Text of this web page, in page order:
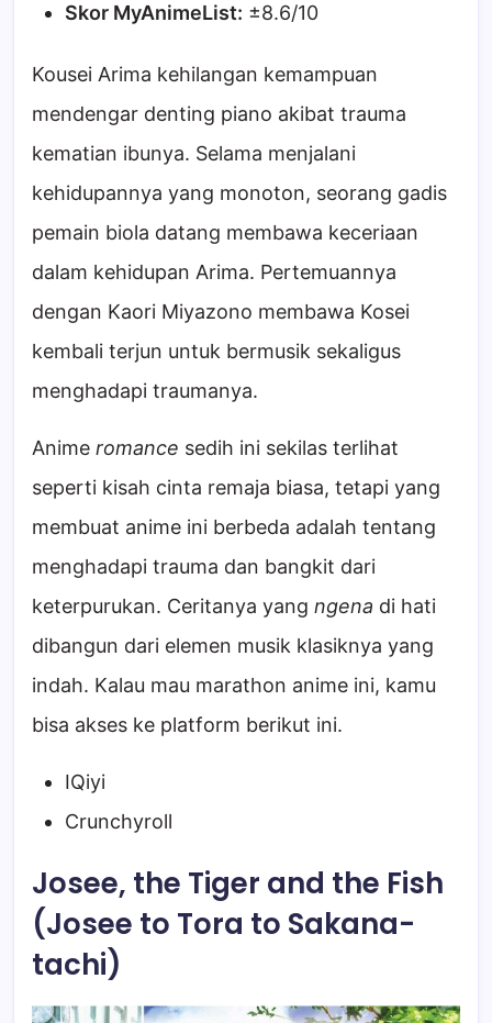
Skor MyAnimeList: ±8.6/10
Kousei Arima kehilangan kemampuan
mendengar denting piano akibat trauma
kematian ibunya. Selama menjalani
kehidupannya yang monoton, seorang gadis
pemain biola datang membawa keceriaan
dalam kehidupan Arima. Pertemuannya
dengan Kaori Miyazono membawa Kosei
kembali terjun untuk bermusik sekaligus
menghadapi traumanya.
Anime romance sedih ini sekilas terlihat
seperti kisah cinta remaja biasa, tetapi yang
membuat anime ini berbeda adalah tentang
menghadapi trauma dan bangkit dari
keterpurukan. Ceritanya yang ngena di hati
dibangun dari elemen musik klasiknya yang
indah. Kalau mau marathon anime ini, kamu
bisa akses ke platform berikut ini.
IQiyi
Crunchyroll
Josee, the Tiger and the Fish
(Josee to Tora to Sakana-
tachi)